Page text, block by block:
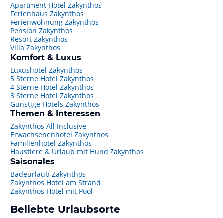
Apartment Hotel Zakynthos
Ferienhaus Zakynthos
Ferienwohnung Zakynthos
Pension Zakynthos
Resort Zakynthos
Villa Zakynthos
Komfort & Luxus
Luxushotel Zakynthos
5 Sterne Hotel Zakynthos
4 Sterne Hotel Zakynthos
3 Sterne Hotel Zakynthos
Günstige Hotels Zakynthos
Themen & Interessen
Zakynthos All Inclusive
Erwachsenenhotel Zakynthos
Familienhotel Zakynthos
Haustiere & Urlaub mit Hund Zakynthos
Saisonales
Badeurlaub Zakynthos
Zakynthos Hotel am Strand
Zakynthos Hotel mit Pool
Beliebte Urlaubsorte